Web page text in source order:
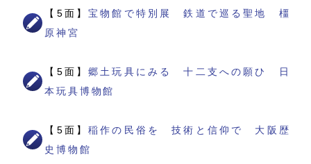
【5面】宝物館で特別展 鉄道で巡る聖地 橿
原神宮
【5面】郷土玩具にみる 十二支への願ひ 日
本玩具博物館
【5面】稲作の民俗を 技術と信仰で 大阪歴
史博物館